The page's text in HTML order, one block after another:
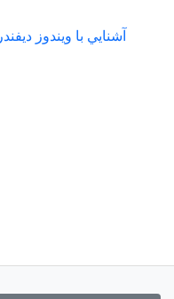
آشنايي با ويندوز ديفندر